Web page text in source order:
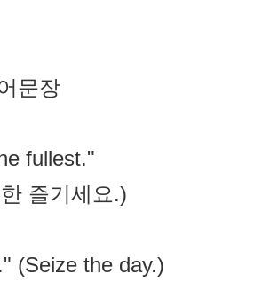
문장
fullest."
즐기세요.)
(Seize the day.)